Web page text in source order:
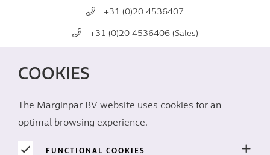
COOKIES
The Marginpar BV website uses cookies for an
optimal browsing experience.
FUNCTIONAL COOKIES
+31 (0)20 4536407
+31 (0)20 4536406 (Sales)
REDES SOCIALES